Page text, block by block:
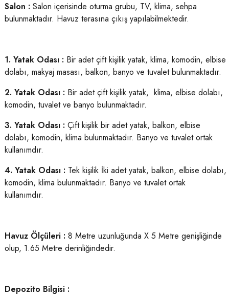
Salon : Salon içerisinde oturma grubu, TV, klima, sehpa
bulunmaktadır. Havuz terasına çıkış yapılabilmektedir.
1. Yatak Odası : Bir adet çift kişilik yatak, klima, komodin, elbise
dolabı, makyaj masası, balkon, banyo ve tuvalet bulunmaktadır.
2. Yatak Odası : Bir adet çift kişilik yatak, klima, elbise dolabı,
komodin, tuvalet ve banyo bulunmaktadır.
3. Yatak Odası : Çift kişilik bir adet yatak, balkon, elbise
dolabı, komodin, klima bulunmaktadır. Banyo ve tuvalet ortak
kullanımdır.
4. Yatak Odası : Tek kişilik İki adet yatak, balkon, elbise dolabı,
komodin, klima bulunmaktadır. Banyo ve tuvalet ortak
kullanımdır.
Havuz Ölçüleri : 8 Metre uzunluğunda X 5 Metre genişliğinde
olup, 1.65 Metre derinliğindedir.
Depozito Bilgisi :